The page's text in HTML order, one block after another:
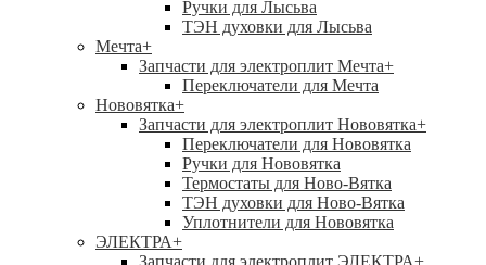
Ручки для Лысьва
ТЭН духовки для Лысьва
Мечта+
Запчасти для электроплит Мечта+
Переключатели для Мечта
Нововятка+
Запчасти для электроплит Нововятка+
Переключатели для Нововятка
Ручки для Нововятка
Термостаты для Ново-Вятка
ТЭН духовки для Ново-Вятка
Уплотнители для Нововятка
ЭЛЕКТРА+
Запчасти для электроплит ЭЛЕКТРА+